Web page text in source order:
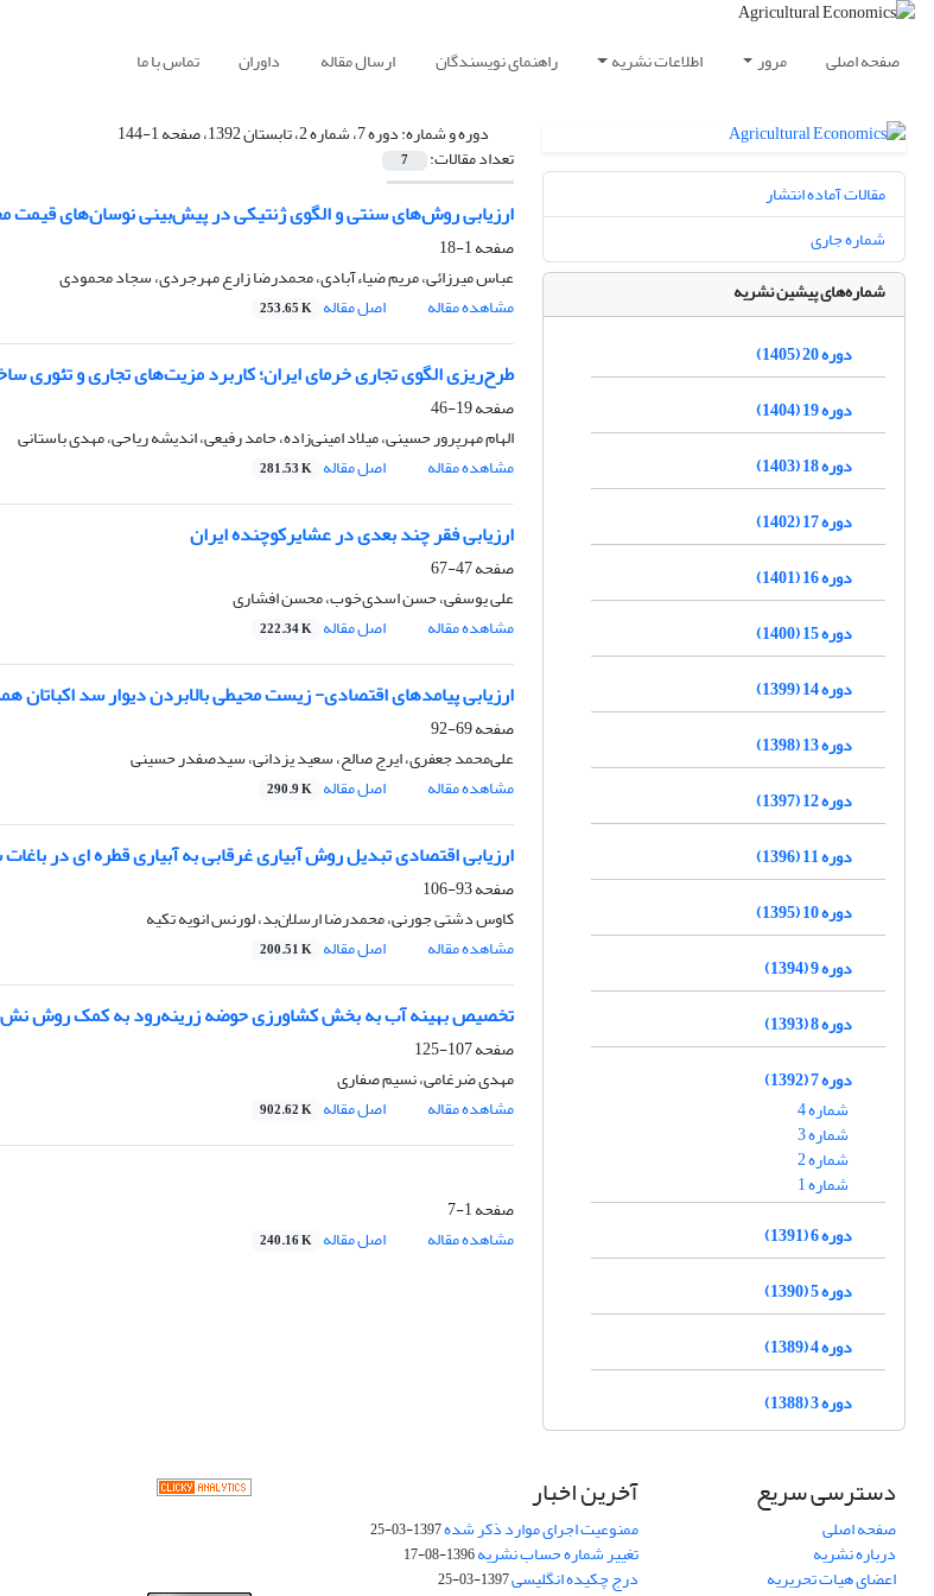
صفحه اصلی مرور اطلاعات نشریه راهنمای نویسندگان ارسال مقاله داوران تماس با ما
دوره و شماره:دوره 7، شماره 2، تابستان 1392، صفحه 1-144
تعداد مقالات: 7
ارزیابی روش‌های سنتی و الگوی ژنتیکی در پیش‌بینی نوسان‌های
صفحه1-18
عباس میرزائی، مریم ضیاءآبادی، محمدرضا زارع مهرجردی، سجاد محمودی
مشاهده مقاله
اصل مقاله 253.65 K
طرح‌ریزی الگوی تجاری خرمای ایران؛ کاربرد مزیت‌های تجاری و تئوری
صفحه19-46
الهام مهرپرور حسینی، میلاد امینی‌زاده، حامد رفیعی، اندیشه ریاحی، مهدی باستانی
مشاهده مقاله
اصل مقاله 281.53 K
ارزیابی فقر چند بعدی در عشایرکوچنده ایران
صفحه47-67
علی یوسفی، حسن اسدی‌خوب، محسن افشاری
مشاهده مقاله
اصل مقاله 222.34 K
ارزیابی پیامدهای اقتصادی- زیست محیطی بالابردن دیوار سد اکباتان
صفحه69-92
علی‌محمد جعفری، ایرج صالح، سعید یزدانی، سیدصفدر حسینی
مشاهده مقاله
اصل مقاله 290.9 K
ارزیابی اقتصادی تبدیل روش آبیاری غرقابی به آبیاری قطره ای در
صفحه93-106
کاوس دشتی جورنی، محمدرضا ارسلان‌بد، لورنس انویه تکیه
مشاهده مقاله
اصل مقاله 200.51 K
تخصیص بهینه آب به بخش کشاورزی حوضه زرینه‌رود به کمک روش نش
صفحه107-125
مهدی ضرغامی، نسیم صفاری
مشاهده مقاله
اصل مقاله 902.62 K
صفحه1-7
مشاهده مقاله
اصل مقاله 240.16 K
مقالات آماده انتشار
شماره جاری
شماره‌های پیشین نشریه
دوره 20 (1405)
دوره 19 (1404)
دوره 18 (1403)
دوره 17 (1402)
دوره 16 (1401)
دوره 15 (1400)
دوره 14 (1399)
دوره 13 (1398)
دوره 12 (1397)
دوره 11 (1396)
دوره 10 (1395)
دوره 9 (1394)
دوره 8 (1393)
دوره 7 (1392)
شماره 4
شماره 3
شماره 2
شماره 1
دوره 6 (1391)
دوره 5 (1390)
دوره 4 (1389)
دوره 3 (1388)
دسترسی سریع
صفحه اصلی
درباره نشریه
اعضای هیات تحریریه
آخرین اخبار
ممنوعیت اجرای موارد ذکر شده1397-03-25
تغییر شماره حساب نشریه1396-08-17
درج چکیده انگلیسی1397-03-25